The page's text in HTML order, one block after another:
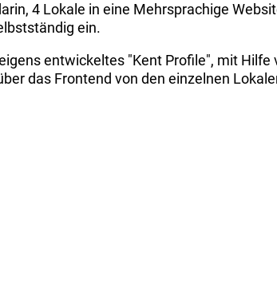
4 Lokale in eine Mehrsprachige
ein.
entwickeltes "Kent Profile", mit Hilfe
das Frontend von den einzelnen